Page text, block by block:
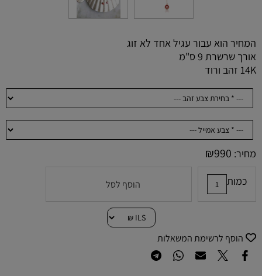
המחיר הוא עבור עגיל אחד לא זוג
אורך שרשרת 9 ס"מ
14K זהב ורוד
מחיר: ₪990
כמות הוסף לסל
הוסף לרשימת המשאלות